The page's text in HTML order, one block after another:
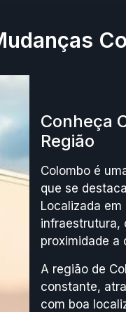
Conheça
Região
Colombo é
que se
Localizada
infraestrutura,
proximidade a
A região de
constante,
com boa